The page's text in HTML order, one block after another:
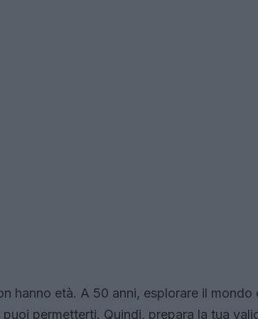
hanno età. A 50 anni, esplorare il mondo
permetterti. Quindi, prepara la tua